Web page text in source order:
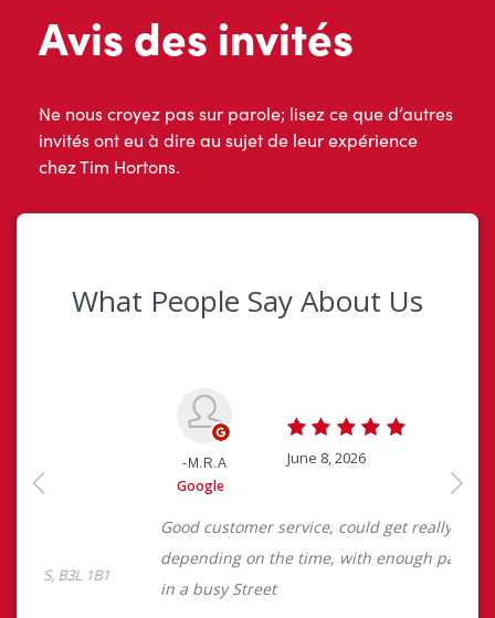
Avis des invités
Ne nous croyez pas sur parole; lisez ce que d’autres
invités ont eu à dire au sujet de leur expérience
chez Tim Hortons.